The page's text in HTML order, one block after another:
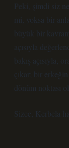
Peki, şimdi siz
mi, yoksa bir
büyük bir
açısıyla
bakış açısıyla,
çıkar; bir erkeğin
dönüm noktası
Sizce, Kerbela